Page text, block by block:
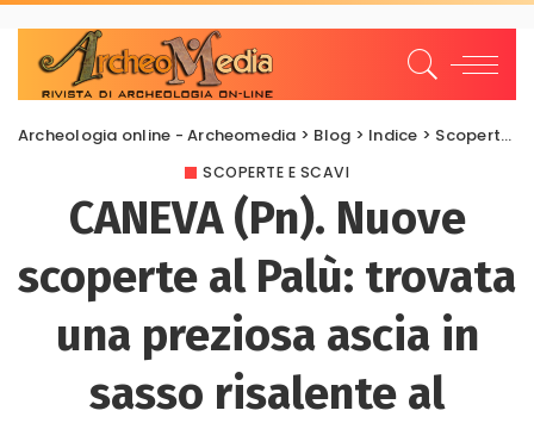
Archeologia online - Archeomedia > Blog > Indice > Scoperte e scavi
SCOPERTE E SCAVI
CANEVA (Pn). Nuove
scoperte al Palù: trovata
una preziosa ascia in
sasso risalente al